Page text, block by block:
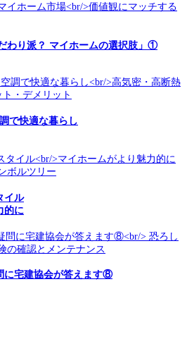
わり派？ マイホームの選択肢」①
で快適な暮らし
イル
的に
に宅建協会が答えます⑧